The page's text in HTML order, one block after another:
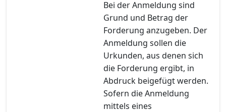
Bei der Anmeldung sind
Grund und Betrag der
Forderung anzugeben. Der
Anmeldung sollen die
Urkunden, aus denen sich
die Forderung ergibt, in
Abdruck beigefügt werden.
Sofern die Anmeldung
mittels eines